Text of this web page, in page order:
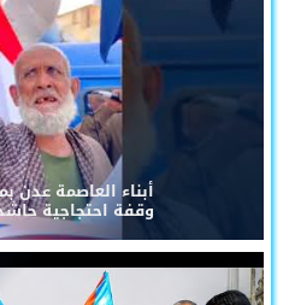
أبناء العاصمة عدن
وقفة احتجاجية